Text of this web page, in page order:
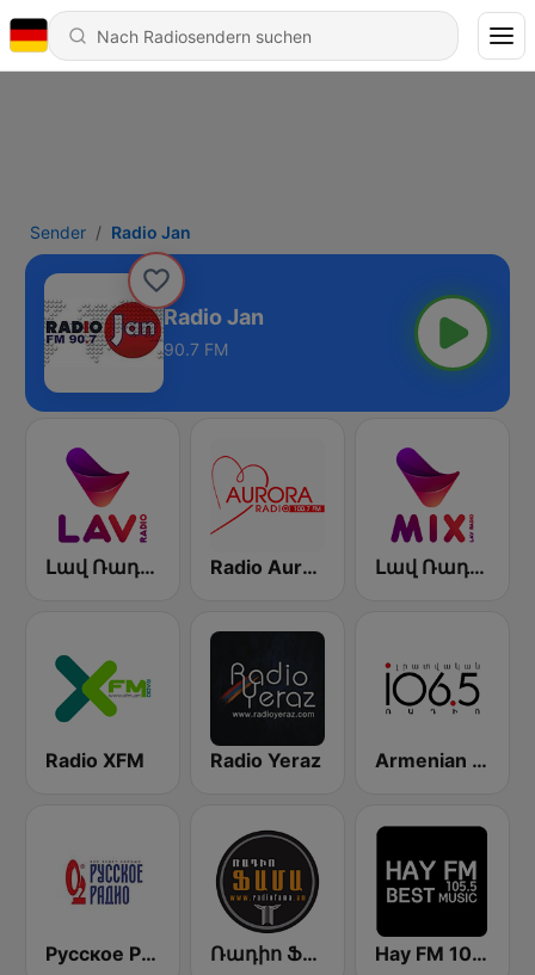
Sender Radio Jan
Radio Jan
90.7 FM
Լավ Ռադիո (Lav Radio) Radio Aurora Լավ Ռադիո Միքս (Lav Radio Mix)
Radio XFM Radio Yeraz Armenian News Radio Lratvakan (Radio Impuls)
Русское Радио Ռադիո Ֆամա (Radio Fama) Hay FM 105.5